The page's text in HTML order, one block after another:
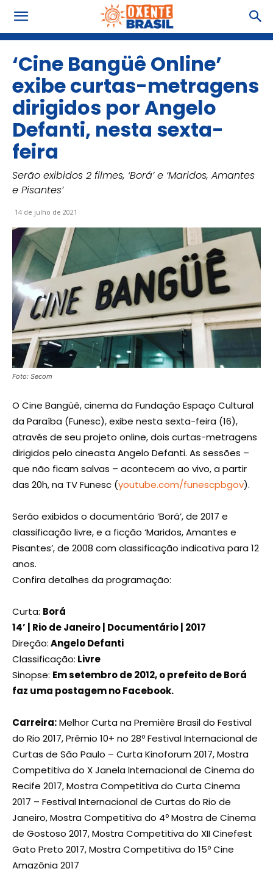
‘Cine Bangüê Online’
exibe curtas-metragens
dirigidos por Angelo
Defanti, nesta sexta-
feira
Serão exibidos 2 filmes, ‘Borá’ e ‘Maridos, Amantes
e Pisantes’
14 de julho de 2021
Foto: Secom
O Cine Bangüê, cinema da Fundação Espaço Cultural
da Paraíba (Funesc), exibe nesta sexta-feira (16),
através de seu projeto online, dois curtas-metragens
dirigidos pelo cineasta Angelo Defanti. As sessões –
que não ficam salvas – acontecem ao vivo, a partir
das 20h, na TV Funesc (youtube.com/funescpbgov).
Serão exibidos o documentário ‘Borá’, de 2017 e
classificação livre, e a ficção ‘Maridos, Amantes e
Pisantes’, de 2008 com classificação indicativa para 12
anos.
Confira detalhes da programação:
Curta: Borá
14’ | Rio de Janeiro | Documentário | 2017
Direção:Angelo Defanti
Classificação: Livre
Sinopse: Em setembro de 2012, o prefeito de Borá
faz uma postagem no Facebook.
Carreira:Melhor Curta na Première Brasil do Festival
do Rio 2017, Prêmio 10+ no 28º Festival Internacional de
Curtas de São Paulo – Curta Kinoforum 2017, Mostra
Competitiva do X Janela Internacional de Cinema do
Recife 2017, Mostra Competitiva do Curta Cinema
2017 – Festival Internacional de Curtas do Rio de
Janeiro, Mostra Competitiva do 4º Mostra de Cinema
de Gostoso 2017, Mostra Competitiva do XII Cinefest
Gato Preto 2017, Mostra Competitiva do 15º Cine
Amazônia 2017